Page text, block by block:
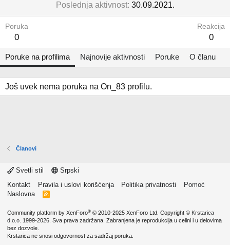
Poslednja aktivnost 30.09.2021.
Poruka
0
Reakcija
0
Poruke na profilima Najnovije aktivnosti Poruke O članu
Još uvek nema poruka na On_83 profilu.
Članovi
Svetli stil
Srpski
Kontakt
Pravila i uslovi korišćenja Politika privatnosti
Pomoć
Naslovna
R
Community platform by XenForo® © 2010-2025 XenForo Ltd. Copyright © Krstarica
d.o.o. 1999-2026. Sva prava zadržana. Zabranjena je reprodukcija u celini i u delovima
bez dozvole.
Krstarica ne snosi odgovornost za sadržaj poruka.